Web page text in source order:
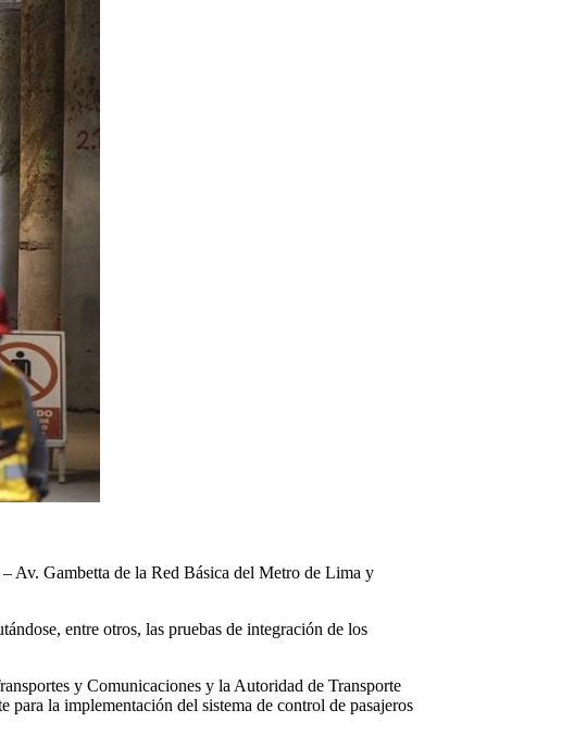
Av. Gambetta de la Red Básica del Metro de Lima y
entre otros, las pruebas de integración de los
y Comunicaciones y la Autoridad de Transporte
la implementación del sistema de control de pasajeros